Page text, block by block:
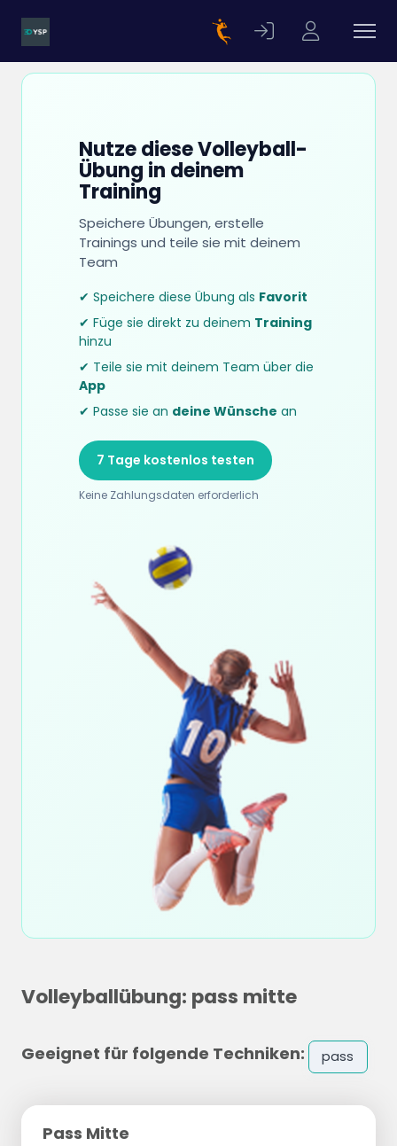
Nutze diese Volleyball-
Übung in deinem
Training
Speichere Übungen, erstelle
Trainings und teile sie mit deinem
Team
✔ Speichere diese Übung als Favorit
✔ Füge sie direkt zu deinem Training
hinzu
✔ Teile sie mit deinem Team über die
App
✔ Passe sie an deine Wünsche an
7 Tage kostenlos testen
Keine Zahlungsdaten erforderlich
Volleyballübung: pass mitte
Geeignet für folgende Techniken: pass
Pass Mitte